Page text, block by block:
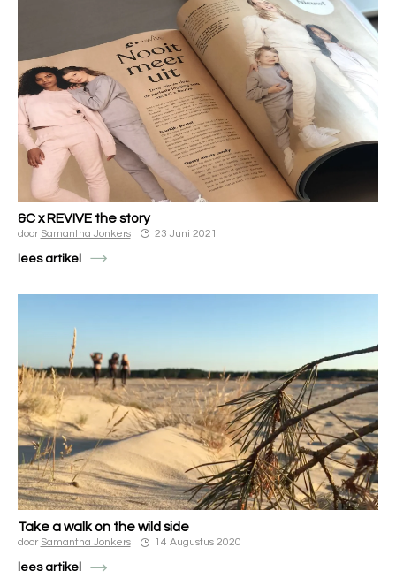
&C x REVIVE the story
door Samantha Jonkers 23 Juni 2021
lees artikel
Take a walk on the wild side
door Samantha Jonkers 14 Augustus 2020
lees artikel